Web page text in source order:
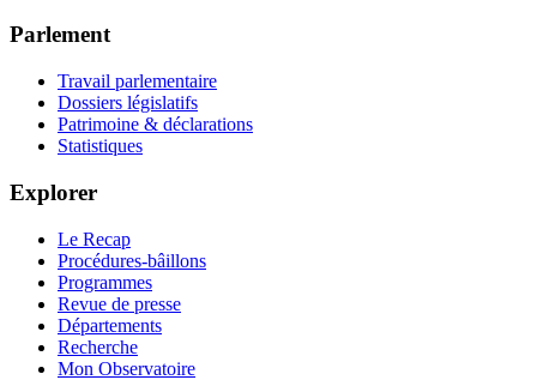
Parlement
Travail parlementaire
Dossiers législatifs
Patrimoine & déclarations
Statistiques
Explorer
Le Recap
Procédures-bâillons
Programmes
Revue de presse
Départements
Recherche
Mon Observatoire